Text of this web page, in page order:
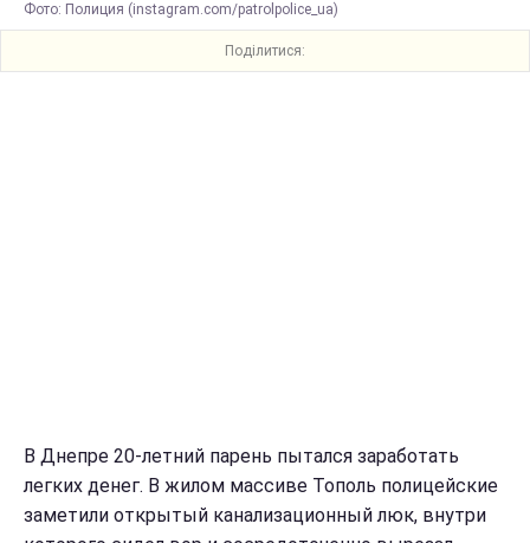
Фото: Полиция (instagram.com/patrolpolice_ua)
Поділитися:
В Днепре 20-летний парень пытался заработать
легких денег. В жилом массиве Тополь полицейские
заметили открытый канализационный люк, внутри